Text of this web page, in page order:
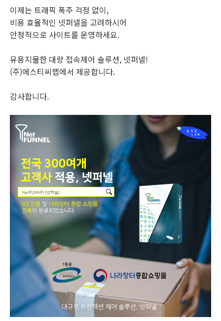
이제는 트래픽 폭주 걱정 없이,
비용 효율적인 넷퍼넬을 고려하시어
안정적으로 사이트를 운영하세요.
유용지물한 대량 접속제어 솔루션, 넷퍼넬!
(주)에스티씨랩에서 제공합니다.
감사합니다.